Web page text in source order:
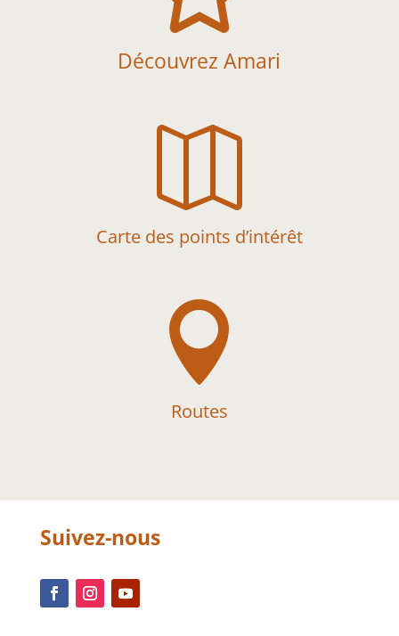
Découvrez Amari

Carte des points d’intérêt

Routes
Suivez-nous